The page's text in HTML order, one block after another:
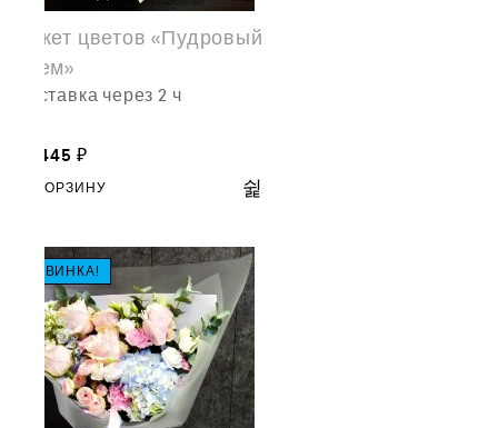
Букет цветов «Пудровый
крем»
доставка через 2 ч
18,445 ₽
В КОРЗИНУ
НОВИНКА!